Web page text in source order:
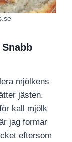
mjölkens
jästen.
kall mjölk
jag formar
eftersom